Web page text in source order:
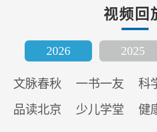
视频回
2026 2025
文脉春秋 一书一友 科
品读北京
少儿学堂 健